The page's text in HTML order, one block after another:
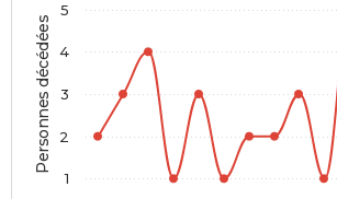
Personnes décédées
1
2
3
4
5